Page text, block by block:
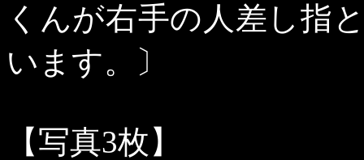
くんが右手の人差し指
います。〕
【写真3枚】